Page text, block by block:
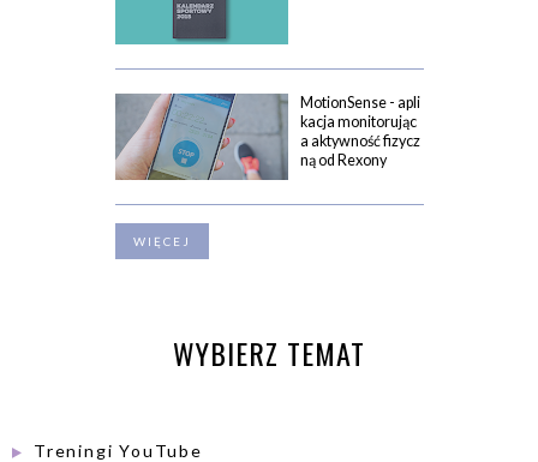
MotionSense - apli
kacja monitorując
a aktywność fizycz
ną od Rexony
WIĘCEJ
WYBIERZ TEMAT
Treningi YouTube